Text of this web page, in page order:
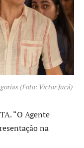
(Foto: Victor Jucá)
“O Agente
na